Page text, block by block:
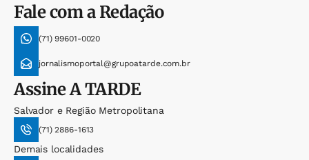
Fale com a Redação
(71) 99601-0020
jornalismoportal@grupoatarde.com.br
AssineA TARDE
Salvador e Região Metropolitana
(71) 2886-1613
Demais localidades